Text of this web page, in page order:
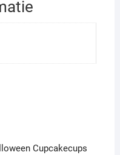
Cupcakecups